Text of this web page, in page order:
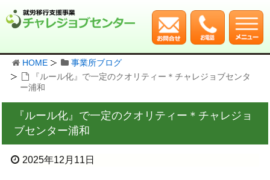
HOME
事業所ブログ
『ルール化』で一定のクオリティー＊チャレジョブセンタ
ー浦和
『ルール化』で一定のクオリティー＊チャレジョ
ブセンター浦和
2025年12月11日